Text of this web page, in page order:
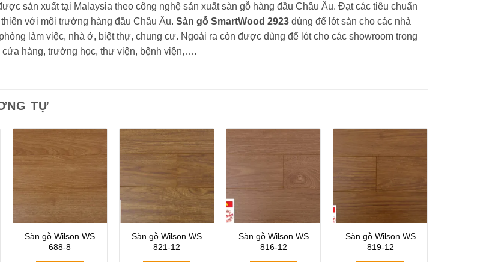
sản xuất tại Malaysia theo công nghệ sản xuất sàn gỗ hàng đầu Châu Âu. Đạt các tiêu chuẩn
với môi trường hàng đầu Châu Âu. Sàn gỗ SmartWood 2923 dùng để lót sàn cho các nhà
làm việc, nhà ở, biệt thự, chung cư. Ngoài ra còn được dùng để lót cho các showroom trong
cửa hàng, trường học, thư viện, bệnh viện,….
TỰ
Sàn gỗ Wilson WS
688-8
Sàn gỗ Wilson WS
821-12
Sàn gỗ Wilson WS
816-12
Sàn gỗ Wilson WS
819-12